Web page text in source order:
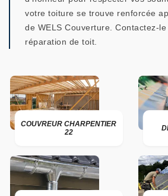
votre toiture se trouve renforcée
de WELS Couverture. Contactez-
réparation de toit.
COUVREUR CHARPENTIER
22